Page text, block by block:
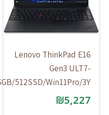
Lenovo ThinkPad E16
Gen3 ULT7-
512SSD/Win11Pro/3Y
₪5,227